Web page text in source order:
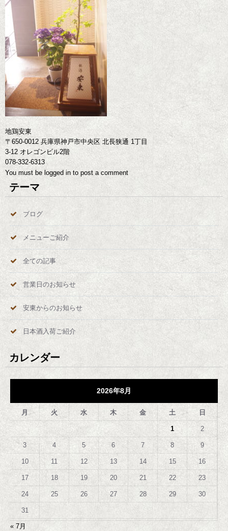
地鶏安東
〒650-0012 兵庫県神戸市中央区 北長狭通 1丁目
3-12 オレゴンビル2階
078-332-6313
You must be logged in to post a comment
テーマ
ブログ
メニューご紹介
全ての記事
営業日のお知らせ
安東からのお知らせ
日本酒入荷ご紹介
カレンダー
2026年8月
月 火 水 木 金 土 日
1 2
3 4 5 6 7 8 9
10 11 12 13 14 15 16
17 18 19 20 21 22 23
24 25 26 27 28 29 30
31
« 7月